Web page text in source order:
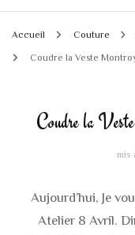
Accueil Couture
Coudre la Veste
Coudre la
mis
Aujourd’hui, Je
Atelier 8 Avril.